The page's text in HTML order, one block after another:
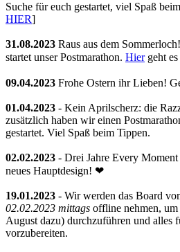
Suche für euch gestartet, viel Spaß
HIER]
31.08.2023 Raus aus dem
startet unser Postmarathon. Hiergeht
09.04.2023 Frohe Ostern ihr Lieben!
01.04.2023 - Kein Aprilscherz: die
zusätzlich haben wir einen
gestartet. Viel Spaß beim Tippen.
02.02.2023 - Drei Jahre Every
neues Hauptdesign! ❤
19.01.2023 - Wir werden das Board
02.02.2023 mittags offline nehmen,
August dazu) durchzuführen und alles
vorzubereiten.